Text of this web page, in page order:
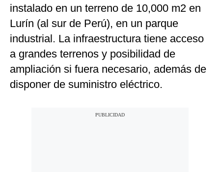
instalado en un terreno de 10,000 m2 en
Lurín (al sur de Perú), en un parque
industrial. La infraestructura tiene acceso
a grandes terrenos y posibilidad de
ampliación si fuera necesario, además de
disponer de suministro eléctrico.